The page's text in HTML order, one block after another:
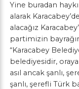
Yine buradan
alarak
alacağız
partimizin
“Karacabey
belediyesidir, oraya
asıl ancak şanlı,
şanlı, şerefli Türk